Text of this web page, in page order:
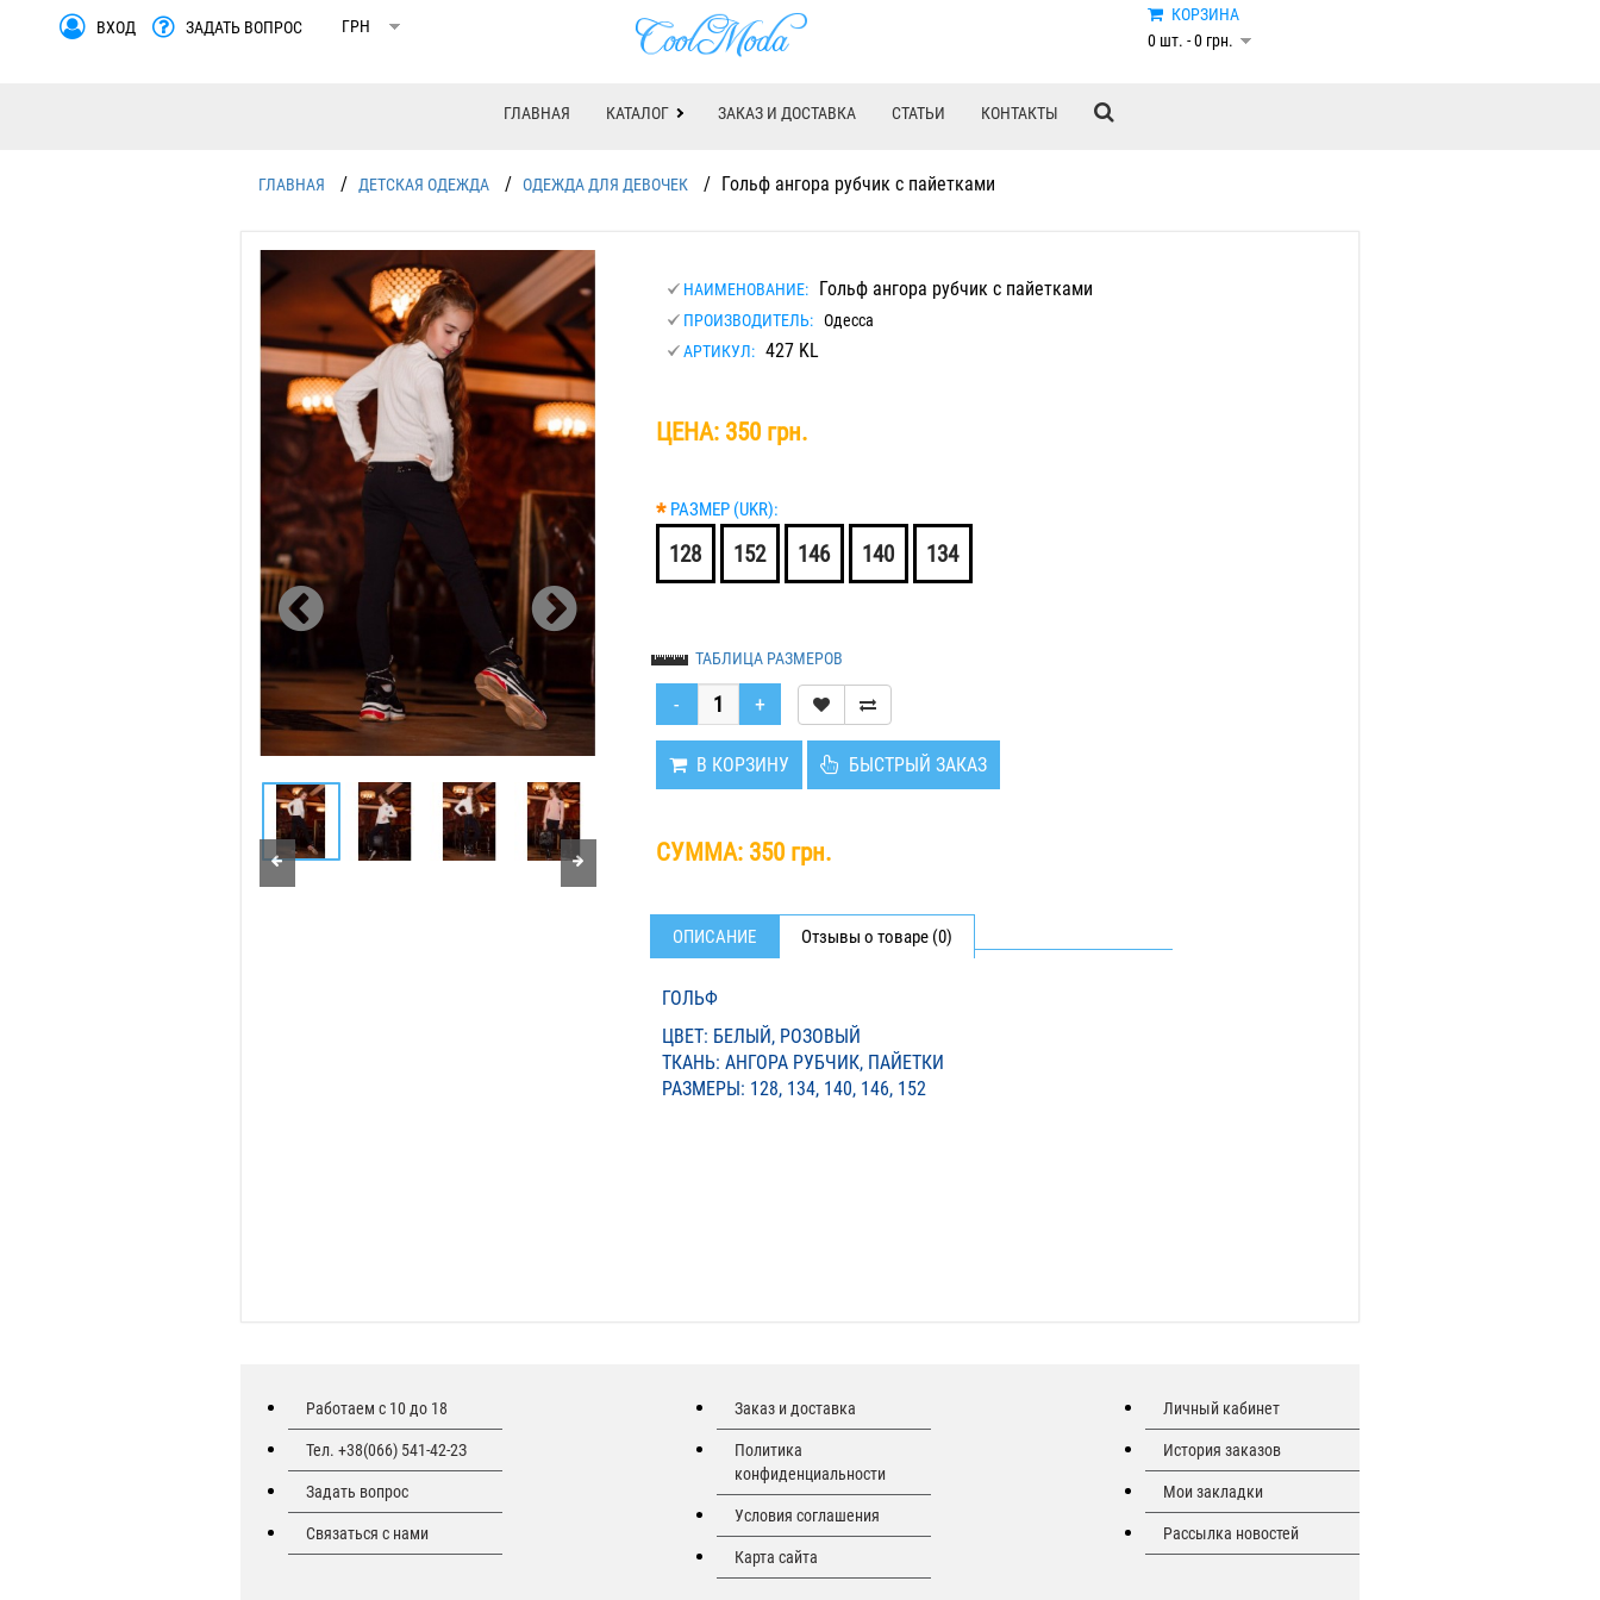
КОРЗИНА
0 шт. - 0 грн.
ВХОД ЗАДАТЬ ВОПРОС
ГЛАВНАЯ КАТАЛОГ ЗАКАЗ И ДОСТАВКА СТАТЬИ КОНТАКТЫ
ГЛАВНАЯ / ДЕТСКАЯ ОДЕЖДА / ОДЕЖДА ДЛЯ ДЕВОЧЕК / Гольф ангора рубчик с пайетками
НАИМЕНОВАНИЕ: Гольф ангора рубчик с пайетками
ПРОИЗВОДИТЕЛЬ: Одесса
АРТИКУЛ: 427 KL
ЦЕНА: 350 грн.
* РАЗМЕР (UKR):
128 152 146 140 134
ТАБЛИЦА РАЗМЕРОВ
В КОРЗИНУ БЫСТРЫЙ ЗАКАЗ
СУММА: 350 грн.
ОПИСАНИЕ Отзывы о товаре (0)
ГОЛЬФ
ЦВЕТ: БЕЛЫЙ, РОЗОВЫЙ
ТКАНЬ: АНГОРА РУБЧИК, ПАЙЕТКИ
РАЗМЕРЫ: 128, 134, 140, 146, 152
Работаем с 10 до 18
Тел. +38(066) 541-42-2З
Задать вопрос
Связаться с нами
Заказ и доставка
Политика
конфиденциальности
Условия соглашения
Карта сайта
Личный кабинет
История заказов
Мои закладки
Рассылка новостей